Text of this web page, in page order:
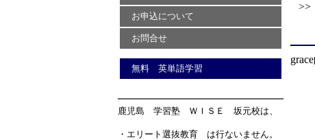
お申込について
お問合せ
無料 英単語学習
鹿児島 学習塾 ＷＩＳＥ 坂元校は、
・エリート選抜教育 は行ないません。
>>
grace